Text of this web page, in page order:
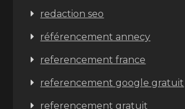
redaction seo
référencement annecy
referencement france
referencement google gratuit
referencement gratuit